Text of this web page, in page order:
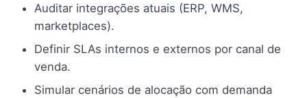
Auditar integrações atuais (ERP, WMS,
marketplaces).
Definir SLAs internos e externos por canal de
venda.
Simular cenários de alocação com demanda